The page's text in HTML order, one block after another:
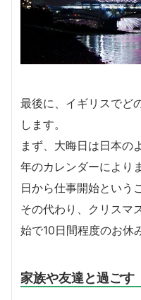
最後に、イギリスでど
します。
まず、大晦日は日本の
年のカレンダーにより
日から仕事開始という
その代わり、クリスマ
始で10日間程度のお休
家族や友達と過ごす